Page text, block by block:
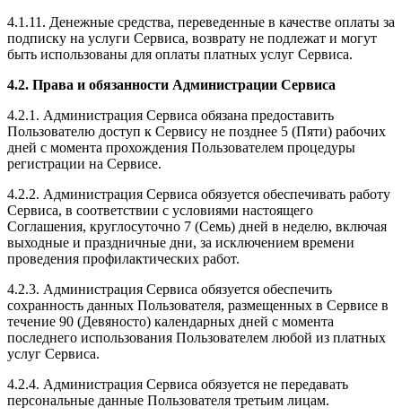
4.1.11. Денежные средства, переведенные в качестве оплаты за
подписку на услуги Сервиса, возврату не подлежат и могут
быть использованы для оплаты платных услуг Сервиса.
4.2. Права и обязанности Администрации Сервиса
4.2.1. Администрация Сервиса обязана предоставить
Пользователю доступ к Сервису не позднее 5 (Пяти) рабочих
дней с момента прохождения Пользователем процедуры
регистрации на Сервисе.
4.2.2. Администрация Сервиса обязуется обеспечивать работу
Сервиса, в соответствии с условиями настоящего
Соглашения, круглосуточно 7 (Семь) дней в неделю, включая
выходные и праздничные дни, за исключением времени
проведения профилактических работ.
4.2.3. Администрация Сервиса обязуется обеспечить
сохранность данных Пользователя, размещенных в Сервисе в
течение 90 (Девяносто) календарных дней с момента
последнего использования Пользователем любой из платных
услуг Сервиса.
4.2.4. Администрация Сервиса обязуется не передавать
персональные данные Пользователя третьим лицам.